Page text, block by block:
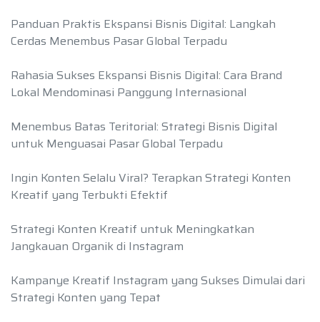
Panduan Praktis Ekspansi Bisnis Digital: Langkah
Cerdas Menembus Pasar Global Terpadu
Rahasia Sukses Ekspansi Bisnis Digital: Cara Brand
Lokal Mendominasi Panggung Internasional
Menembus Batas Teritorial: Strategi Bisnis Digital
untuk Menguasai Pasar Global Terpadu
Ingin Konten Selalu Viral? Terapkan Strategi Konten
Kreatif yang Terbukti Efektif
Strategi Konten Kreatif untuk Meningkatkan
Jangkauan Organik di Instagram
Kampanye Kreatif Instagram yang Sukses Dimulai dari
Strategi Konten yang Tepat